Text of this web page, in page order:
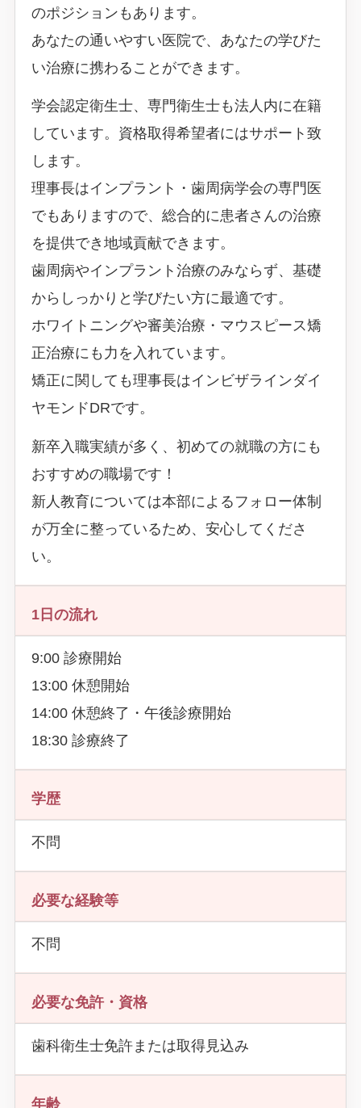
のポジションもあります。
あなたの通いやすい医院で、あなたの学びた
い治療に携わることができます。
学会認定衛生士、専門衛生士も法人内に在籍
しています。資格取得希望者にはサポート致
します。
理事長はインプラント・歯周病学会の専門医
でもありますので、総合的に患者さんの治療
を提供でき地域貢献できます。
歯周病やインプラント治療のみならず、基礎
からしっかりと学びたい方に最適です。
ホワイトニングや審美治療・マウスピース矯
正治療にも力を入れています。
矯正に関しても理事長はインビザラインダイ
ヤモンドDRです。
新卒入職実績が多く、初めての就職の方にも
おすすめの職場です！
新人教育については本部によるフォロー体制
が万全に整っているため、安心してくださ
い。
1日の流れ
9:00 診療開始
13:00 休憩開始
14:00 休憩終了・午後診療開始
18:30 診療終了
学歴
不問
必要な経験等
不問
必要な免許・資格
歯科衛生士免許または取得見込み
年齢